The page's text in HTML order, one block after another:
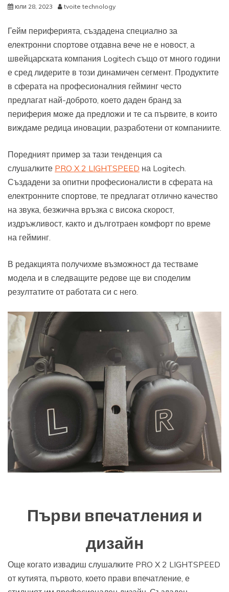
юли 28, 2023 tvoite technology
Гейм периферията, създадена специално за
електронни спортове отдавна вече не е новост, а
швейцарската компания Logitech също от много години
е сред лидерите в този динамичен сегмент. Продуктите
в сферата на професионалния гейминг често
предлагат най-доброто, което даден бранд за
периферия може да предложи и те са първите, в които
виждаме редица иновации, разработени от компаниите.
Поредният пример за тази тенденция са
слушалките PRO X 2 LIGHTSPEED на Logitech.
Създадени за опитни професионалисти в сферата на
електронните спортове, те предлагат отлично качество
на звука, безжична връзка с висока скорост,
издръжливост, както и дълготраен комфорт по време
на гейминг.
В редакцията получихме възможност да тестваме
модела и в следващите редове ще ви споделим
резултатите от работата си с него.
Първи впечатления и
дизайн
Още когато извадиш слушалките PRO X 2 LIGHTSPEED
от кутията, първото, което прави впечатление, е